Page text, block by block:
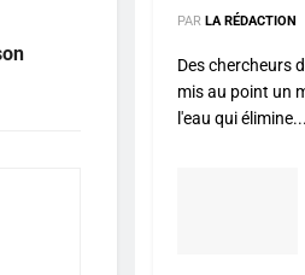
PAR LA RÉDACTION
Des chercheurs
mis au point un
l'eau qui élimine...